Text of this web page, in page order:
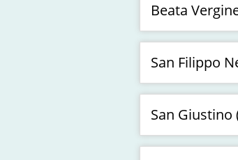
Beata
San Filippo
San Giustino